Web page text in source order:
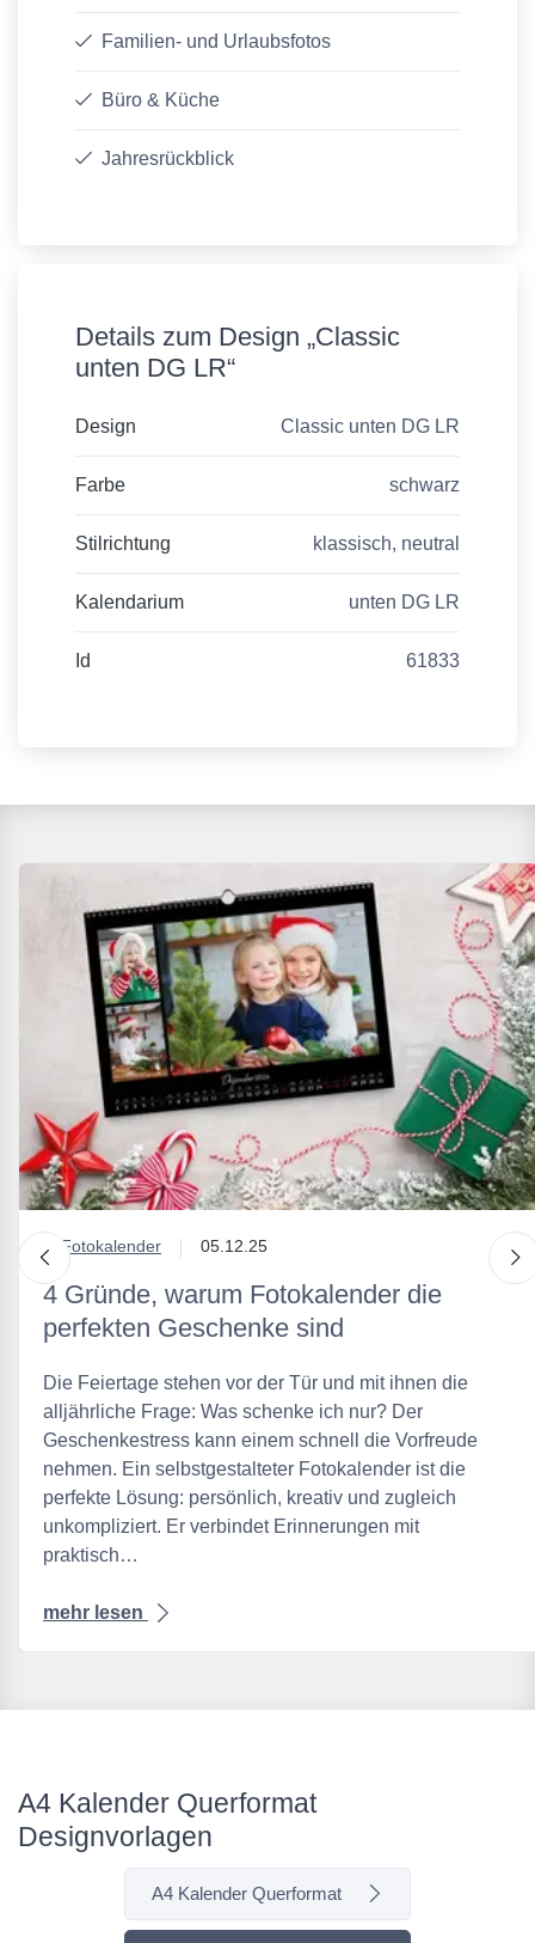
Familien- und Urlaubsfotos
Büro & Küche
Jahresrückblick
Details zum Design „Classic
unten DG LR“
Design Classic unten DG LR
Farbe schwarz
Stilrichtung klassisch, neutral
Kalendarium unten DG LR
Id 61833
nach links
in Fotokalender 05.12.25
4 Gründe, warum Fotokalender die
perfekten Geschenke sind
Die Feiertage stehen vor der Tür und mit ihnen die
alljährliche Frage: Was schenke ich nur? Der
Geschenkestress kann einem schnell die Vorfreude
nehmen. Ein selbstgestalteter Fotokalender ist die
perfekte Lösung: persönlich, kreativ und zugleich
unkompliziert. Er verbindet Erinnerungen mit
praktisch…
mehr lesen
A4 Kalender Querformat
Designvorlagen
A4 Kalender Querformat